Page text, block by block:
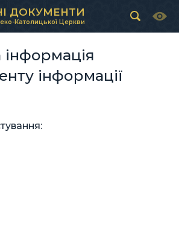
ДОКУМЕНТИ
Католицької Церкви
інформація
інформації